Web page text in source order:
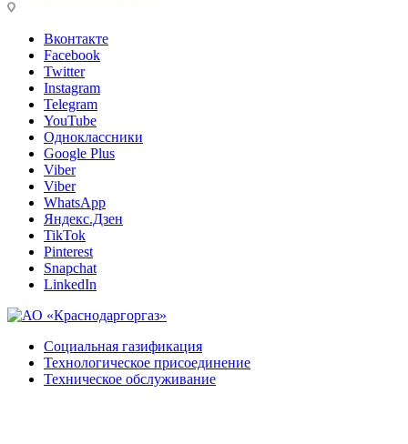
Вконтакте
Facebook
Twitter
Instagram
Telegram
YouTube
Одноклассники
Google Plus
Viber
Viber
WhatsApp
Яндекс.Дзен
TikTok
Pinterest
Snapchat
LinkedIn
Социальная газификация
Технологическое присоединение
Техническое обслуживание